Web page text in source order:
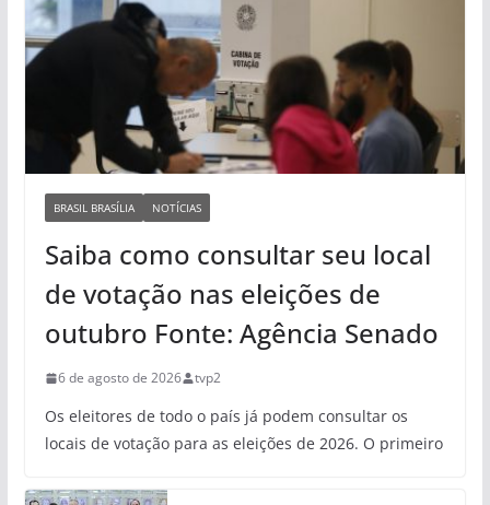
BRASIL BRASÍLIA NOTÍCIAS
Saiba como consultar seu local
de votação nas eleições de
outubro Fonte: Agência Senado
6 de agosto de 2026 tvp2
Os eleitores de todo o país já podem consultar os
locais de votação para as eleições de 2026. O primeiro